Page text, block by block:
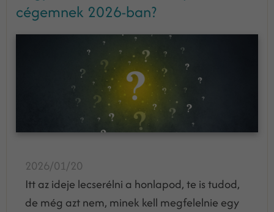
cégemnek 2026-ban?
2026/01/20
Itt az ideje lecserélni a honlapod, te is tudod,
de még azt nem, minek kell megfelelnie egy